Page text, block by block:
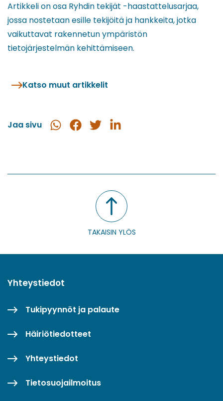
Artikkeli on osa Ryhdin tekijät -haastattelusarjaa,
jossa nostetaan esille tekijöitä ja hankkeita, jotka
vaikuttavat rakennetun ympäristön
tietojärjestelmän kehittämiseen.
Katso muut artikkelit
Jaa sivu
Jaa
Jaa
Jaa
Jaa
TAKAISIN YLÖS
Yhteystiedot
Tukipyynnöt ja palaute
Häiriötiedotteet
Yhteystiedot
Tietosuojailmoitus